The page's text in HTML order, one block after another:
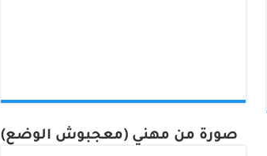
صورة من مهني (معجبوش الوضع)